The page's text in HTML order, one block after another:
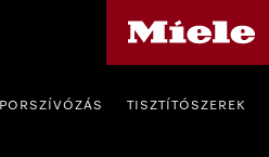
PORSZÍVÓZÁS TISZTÍTÓSZEREK